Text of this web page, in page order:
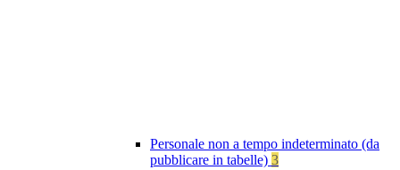
Personale non a tempo indeterminato (da
pubblicare in tabelle) 3